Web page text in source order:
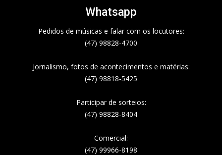
Whatsapp
Pedidos de músicas e falar com os locutores:
(47) 98828-4700
Jornalismo, fotos de acontecimentos e matérias:
(47) 98818-5425
Participar de sorteios:
(47) 98828-8404
Comercial:
(47) 99966-8198